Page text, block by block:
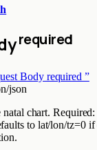
required
Body required ”
json
natal chart.
to lat/lon/tz=0 if